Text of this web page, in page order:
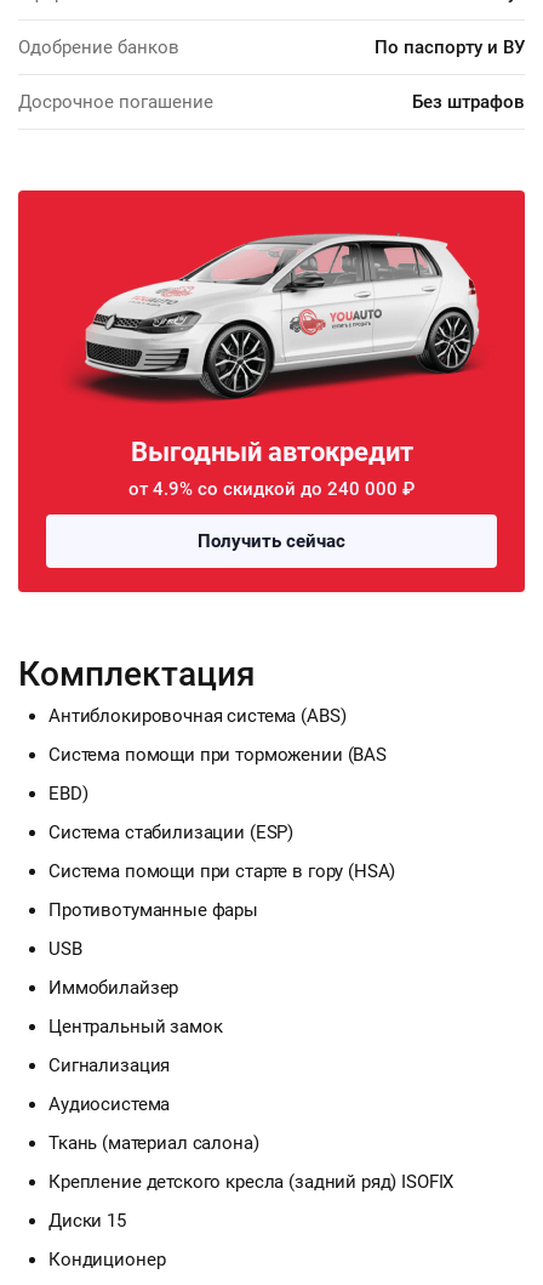
Одобрение банков По паспорту и ВУ
Досрочное погашение Без штрафов
Выгодный автокредит
от 4.9% со скидкой до 240 000 ₽
Получить сейчас
Комплектация
Антиблокировочная система (ABS)
Система помощи при торможении (BAS
EBD)
Система стабилизации (ESP)
Система помощи при старте в гору (HSA)
Противотуманные фары
USB
Иммобилайзер
Центральный замок
Сигнализация
Аудиосистема
Ткань (материал салона)
Крепление детского кресла (задний ряд) ISOFIX
Диски 15
Кондиционер